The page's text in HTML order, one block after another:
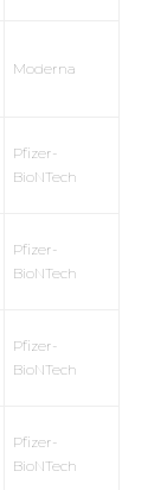
Moderna
Pfizer-
BioNTech
Pfizer-
BioNTech
Pfizer-
BioNTech
Pfizer-
BioNTech